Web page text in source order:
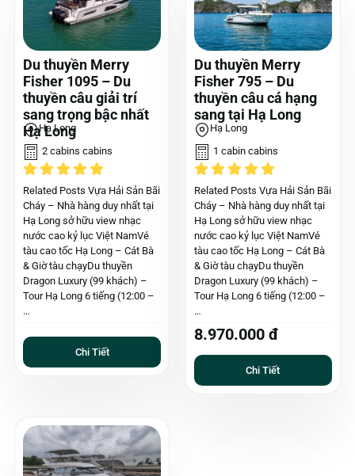
Du thuyền Merry
Fisher 1095 – Du
thuyền câu giải trí
sang trọng bậc nhất
Hạ Long
Hạ Long
2 cabins cabins
Related Posts Vựa Hải Sản Bãi
Cháy – Nhà hàng duy nhất tại
Hạ Long sở hữu view nhạc
nước cao kỷ lục Việt NamVé
tàu cao tốc Hạ Long – Cát Bà
& Giờ tàu chạyDu thuyền
Dragon Luxury (99 khách) –
Tour Hạ Long 6 tiếng (12:00 –
…
Chi Tiết
Du thuyền Merry
Fisher 795 – Du
thuyền câu cá hạng
sang tại Hạ Long
Hạ Long
1 cabin cabins
Related Posts Vựa Hải Sản Bãi
Cháy – Nhà hàng duy nhất tại
Hạ Long sở hữu view nhạc
nước cao kỷ lục Việt NamVé
tàu cao tốc Hạ Long – Cát Bà
& Giờ tàu chạyDu thuyền
Dragon Luxury (99 khách) –
Tour Hạ Long 6 tiếng (12:00 –
…
8.970.000 đ
Chi Tiết